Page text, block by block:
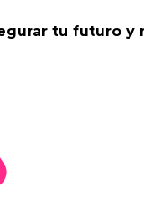
tu futuro y